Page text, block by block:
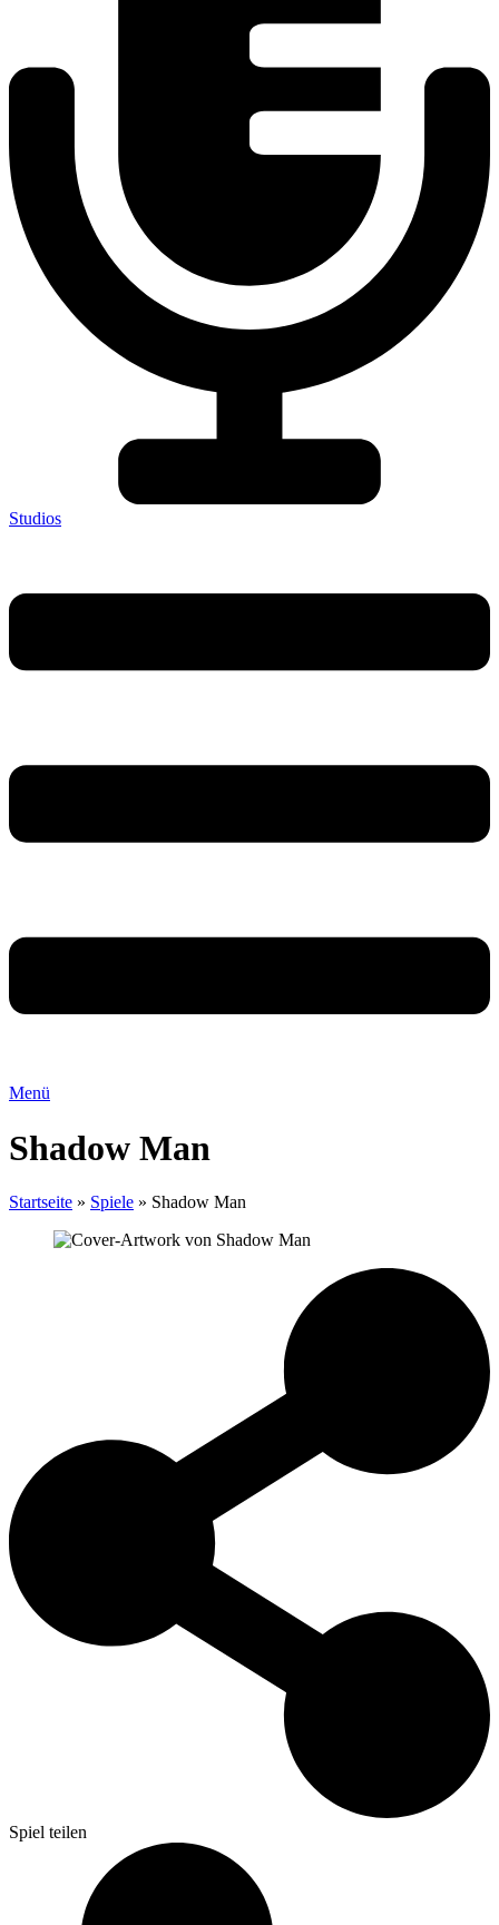
Studios
Menü
Shadow Man
Startseite » Spiele » Shadow Man
Spiel teilen